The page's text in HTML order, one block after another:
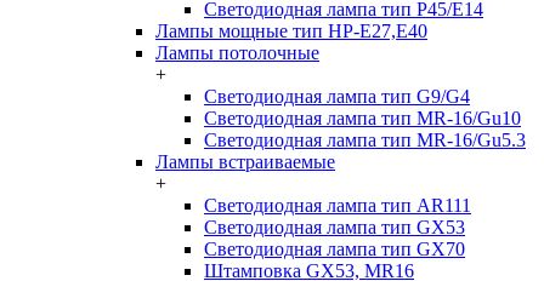
Светодиодная лампа тип P45/E14
Лампы мощные тип HP-E27,E40
Лампы потолочные
+
Светодиодная лампа тип G9/G4
Светодиодная лампа тип MR-16/Gu10
Светодиодная лампа тип MR-16/Gu5.3
Лампы встраиваемые
+
Светодиодная лампа тип AR111
Светодиодная лампа тип GX53
Светодиодная лампа тип GX70
Штамповка GX53, MR16